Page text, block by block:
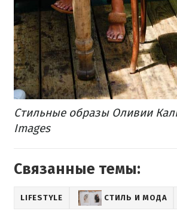
​Стильные образы Оливии
Images
Связанные темы:
LIFESTYLE СТИЛЬ И МОДА